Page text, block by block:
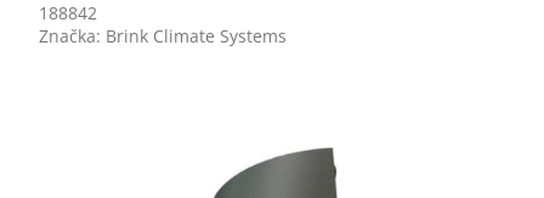
188842
Značka: Brink Climate Systems